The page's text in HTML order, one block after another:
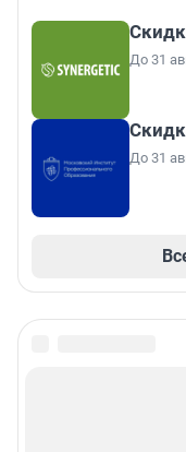
До 31
До 31